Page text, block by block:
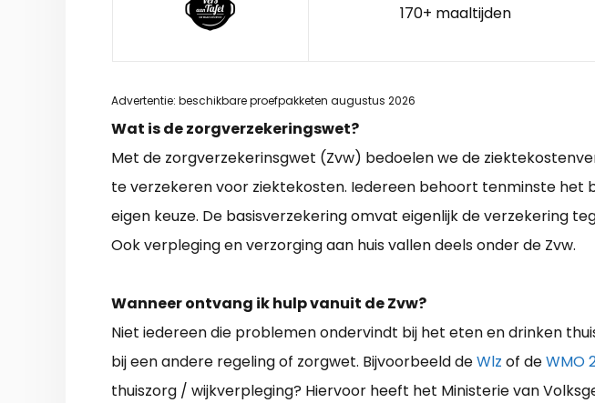
170+ maaltijden
Advertentie: beschikbare proefpakketen augustus 2026
Wat is de zorgverzekeringswet?
Met de zorgverzekerinsgwet (Zvw) bedoelen we de
te verzekeren voor ziektekosten. Iedereen behoort tenminste het
eigen keuze. De basisverzekering omvat eigenlijk de verzekering
Ook verpleging en verzorging aan huis vallen deels onder de Zvw.
Wanneer ontvang ik hulp vanuit de Zvw?
Niet iedereen die problemen ondervindt bij het eten en drinken
bij een andere regeling of zorgwet. Bijvoorbeeld deWlz of deWMO
thuiszorg / wijkverpleging? Hiervoor heeft het Ministerie van